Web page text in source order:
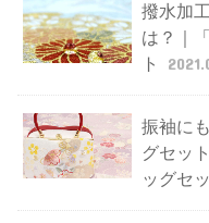
撥水加
は？｜
ト
振袖に
グセッ
ッグセ